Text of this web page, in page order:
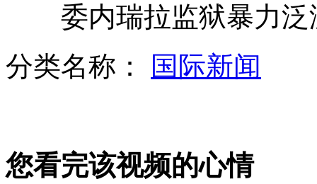
委内瑞拉监狱暴力泛
分类名称：
国际新闻
您看完该视频的心情